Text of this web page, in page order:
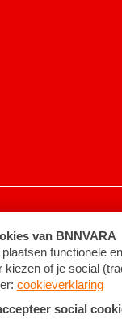
Algemene